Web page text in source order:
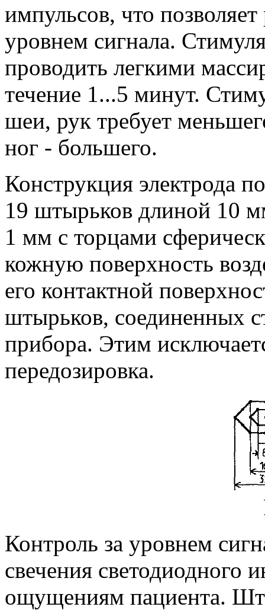
импульсов, что
уровнем сигнала.
проводить легкими
течение 1...5 минут.
шеи, рук требует
ног - большего.
Конструкция электрода
19 штырьков длиной 10
1 мм с торцами
кожную поверхность
его контактной
штырьков, соединенных
прибора. Этим
передозировка.
Контроль за уровнем
свечения светодиодного
ощущениям пациента.